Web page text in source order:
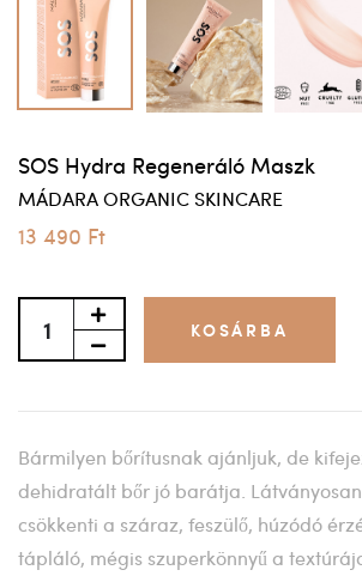
SOS Hydra Regeneráló Maszk
MÁDARA ORGANIC SKINCARE
13 490 Ft
KOSÁRBA
Bármilyen bőrítusnak ajánljuk, de
dehidratált bőr jó barátja.
csökkenti a száraz, feszülő, húzódó
tápláló, mégis szuperkönnyű a